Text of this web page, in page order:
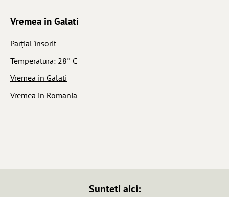
Vremea in Galati
Parţial însorit
Temperatura: 28° C
Vremea in Galati
Vremea in Romania
Sunteti aici: